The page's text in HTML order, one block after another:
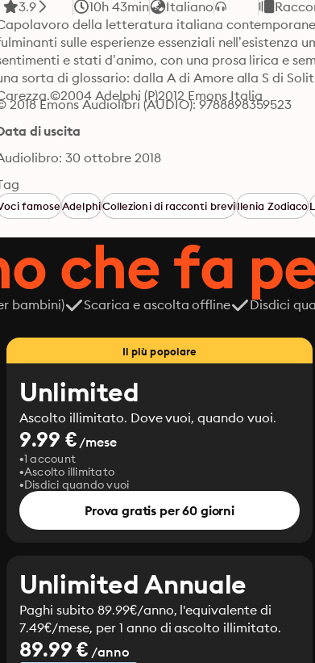
3.9 10h 43min Italiano
della letteratura italiana
sulle esperienze essenziali nell’esistenza
e stati d’animo, con una prosa lirica e
sorta di glossario: dalla A di Amore alla S di
Adelphi (P)2012 Emons Italia
2018 Emons Audiolibri (AUDIO): 9788898359523
di uscita
30 ottobre 2018
famoseAdelphiCollezioni di racconti breviIlenia Zodiaco
che fa
bambini) Scarica e ascolta offline Disdici
Il più popolare
Unlimited
Ascolto illimitato. Dove vuoi, quando vuoi.
9.99 €/mese
1 account
Ascolto illimitato
Disdici quando vuoi
Prova gratis per 60 giorni
Unlimited Annuale
Paghi subito 89.99€/anno, l'equivalente di
7.49€/mese, per 1 anno di ascolto illimitato.
89.99 € /anno